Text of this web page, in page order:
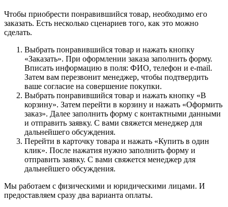
Чтобы приобрести понравившийся товар, необходимо его
заказать. Есть несколько сценариев того, как это можно
сделать.
Выбрать понравившийся товар и нажать кнопку
«Заказать». При оформлении заказа заполнить форму.
Вписать информацию в поля: ФИО, телефон и e-mail.
Затем вам перезвонит менеджер, чтобы подтвердить
ваше согласие на совершение покупки.
Выбрать понравившийся товар и нажать кнопку «В
корзину». Затем перейти в корзину и нажать «Оформить
заказ». Далее заполнить форму с контактными данными
и отправить заявку. С вами свяжется менеджер для
дальнейшего обсуждения.
Перейти в карточку товара и нажать «Купить в один
клик». После нажатия нужно заполнить форму и
отправить заявку. С вами свяжется менеджер для
дальнейшего обсуждения.
Мы работаем с физическими и юридическими лицами. И
предоставляем сразу два варианта оплаты.